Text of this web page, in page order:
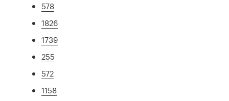
578
1826
1739
255
572
1158